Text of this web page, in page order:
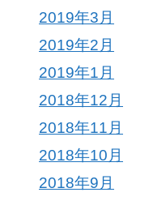
2019年3月
2019年2月
2019年1月
2018年12月
2018年11月
2018年10月
2018年9月